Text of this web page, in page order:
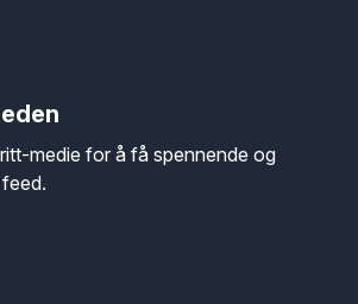
medie for å få spennende og